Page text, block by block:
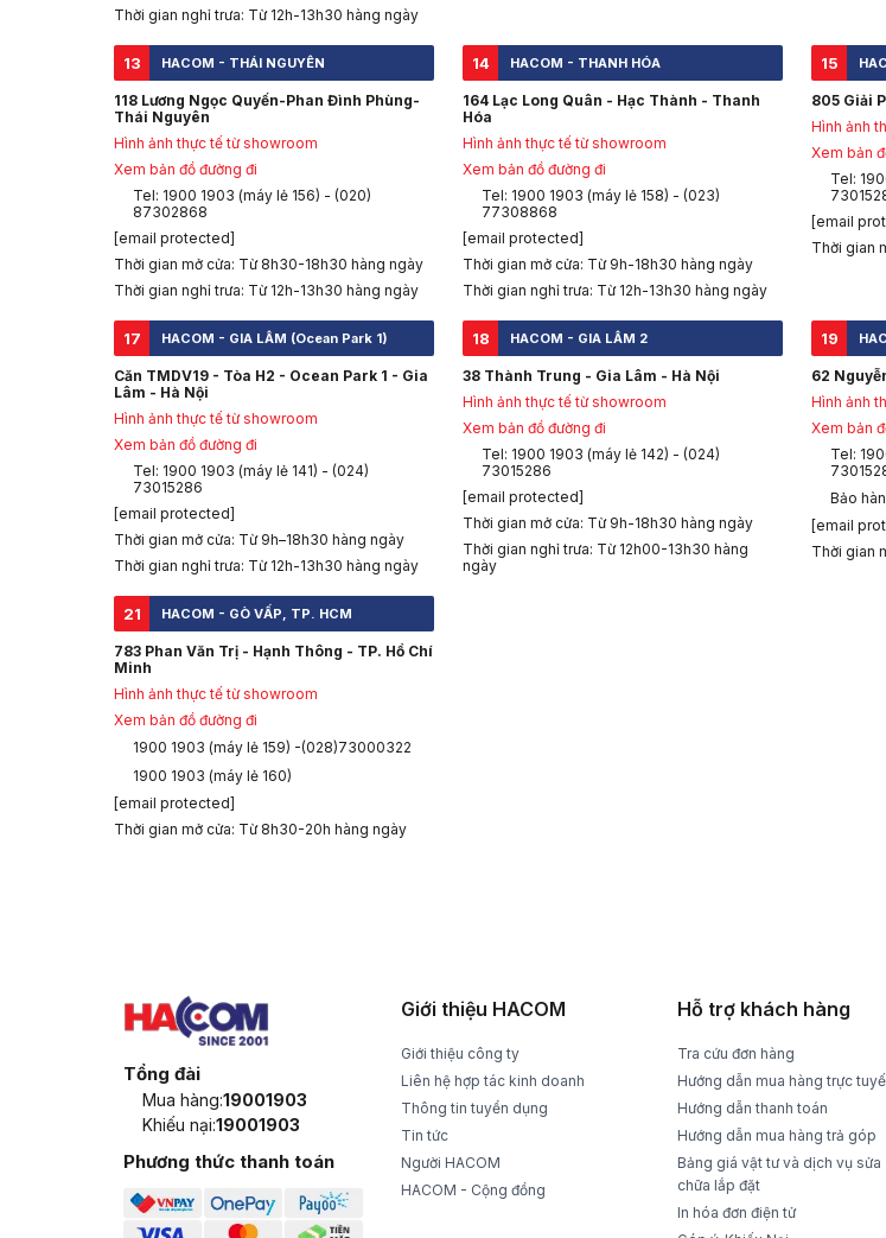
Thời gian nghỉ trưa: Từ 12h-13h30 hàng ngày
13 HACOM - THÁI NGUYÊN
118 Lương Ngọc Quyến-Phan Đình Phùng-
Thái Nguyên
Hình ảnh thực tế từ showroom
Xem bản đồ đường đi
Tel: 1900 1903 (máy lẻ 156) - (020)
87302868
[email protected]
Thời gian mở cửa: Từ 8h30-18h30 hàng ngày
Thời gian nghỉ trưa: Từ 12h-13h30 hàng ngày
14 HACOM - THANH HÓA
164 Lạc Long Quân - Hạc Thành - Thanh
Hóa
Hình ảnh thực tế từ showroom
Xem bản đồ đường đi
Tel: 1900 1903 (máy lẻ 158) - (023)
77308868
[email protected]
Thời gian mở cửa: Từ 9h-18h30 hàng ngày
Thời gian nghỉ trưa: Từ 12h-13h30 hàng ngày
15
805 Giải
Hình ảnh
Xem bản
Tel:
[email
Thời gian
17 HACOM - GIA LÂM (Ocean Park 1)
Căn TMDV19 - Tòa H2 - Ocean Park 1 - Gia
Lâm - Hà Nội
Hình ảnh thực tế từ showroom
Xem bản đồ đường đi
Tel: 1900 1903 (máy lẻ 141) - (024)
73015286
[email protected]
Thời gian mở cửa: Từ 9h–18h30 hàng ngày
Thời gian nghỉ trưa: Từ 12h-13h30 hàng ngày
18 HACOM - GIA LÂM 2
38 Thành Trung - Gia Lâm - Hà Nội
Hình ảnh thực tế từ showroom
Xem bản đồ đường đi
Tel: 1900 1903 (máy lẻ 142) - (024)
73015286
[email protected]
Thời gian mở cửa: Từ 9h-18h30 hàng ngày
Thời gian nghỉ trưa: Từ 12h00-13h30 hàng
ngày
19
62
Hình ảnh
Xem bản
Tel:
Bảo
[email
Thời gian
21 HACOM - GÒ VẤP, TP. HCM
783 Phan Văn Trị - Hạnh Thông - TP. Hồ Chí
Minh
Hình ảnh thực tế từ showroom
Xem bản đồ đường đi
1900 1903 (máy lẻ 159) -(028)73000322
1900 1903 (máy lẻ 160)
[email protected]
Thời gian mở cửa: Từ 8h30-20h hàng ngày
Tổng đài
Mua hàng:19001903
Khiếu nại:19001903
Phương thức thanh toán
Giới thiệu HACOM
Giới thiệu công ty
Liên hệ hợp tác kinh doanh
Thông tin tuyển dụng
Tin tức
Người HACOM
HACOM - Cộng đồng
Hỗ trợ khách hàng
Tra cứu đơn hàng
Hướng dẫn mua hàng trực
Hướng dẫn thanh toán
Hướng dẫn mua hàng trả góp
Bảng giá vật tư và dịch vụ sửa
chữa lắp đặt
In hóa đơn điện tử